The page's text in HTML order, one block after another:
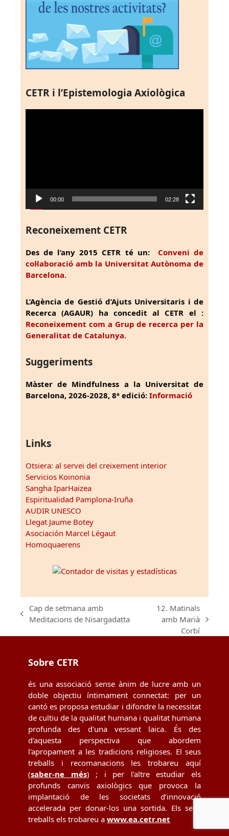
CETR i l’Epistemologia Axiològica
00:00 02:28
Reconeixement CETR
Des de l’any 2015 CETR té un: Conveni de
col·laboració amb la Universitat Autònoma de
Barcelona.
L’Agència de Gestió d’Ajuts Universitaris i de
Recerca (AGAUR) ha concedit al CETR el :
Reconeixement com a Grup de recerca per la
Generalitat de Catalunya.
Suggeriments
Màster de Mindfulness a la Universitat de
Barcelona, 2026-2028, 8ª edició: Informació
Links
Otsiera: al servei del creixement interior
Servicios Koinonia
Sangha IparHaizea
Espiritualidad Pamplona-Iruña
AUDIR UNESCO
Llegat Jaume Botey
Asociación Marcel Légaut
Homoquaerens
previous
Cap de setmana amb
Meditacions de Nisargadatta
post:
12. Matinals
amb Marià
Corbí
Sobre CETR
és una associació sense ànim de lucre amb un
doble objectiu íntimament connectat: per un
cantó es proposa estudiar i difondre la necessitat
de cultiu de la qualitat humana i qualitat humana
profunda des d'una vessant laica. És des
d'aquesta perspectiva que abordem
l'apropament a les tradicions religioses. El seus
treballs i recomanacions les trobareu aquí
(saber-ne més) ; i per l'altre estudiar els
profunds canvis axiològics que provoca la
implantació de les societats d’innovació
accelerada per donar-los una sortida. Els seus
treballs els trobareu a www.ea.cetr.net